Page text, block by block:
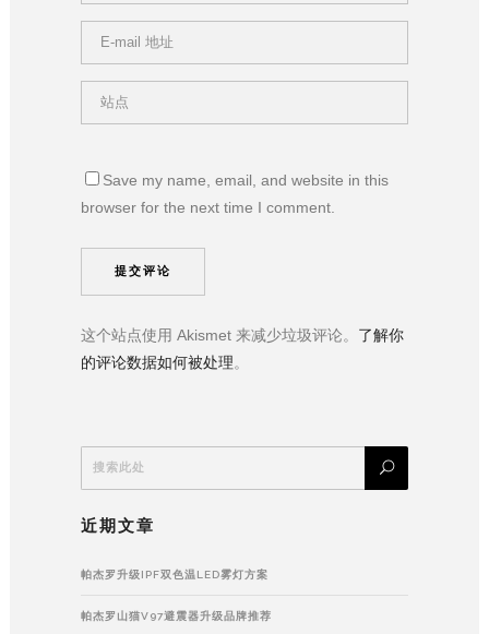
Save my name, email, and website in this
browser for the next time I comment.
这个站点使用 Akismet 来减少垃圾评论。 了解你
的评论数据如何被处理。
近期文章
帕杰罗升级IPF双色温LED雾灯方案
帕杰罗山猫V97避震器升级品牌推荐